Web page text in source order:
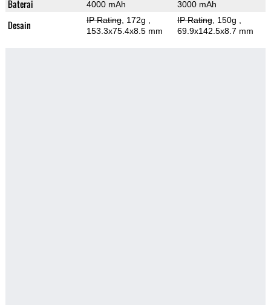
Baterai 4000 mAh 3000 mAh
Desain IP Rating, 172g
153.3x75.4x8.5 mm
IP Rating, 150g
69.9x142.5x8.7 mm